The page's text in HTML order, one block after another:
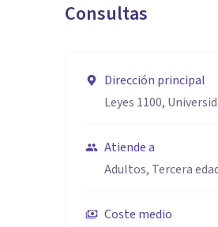
Consultas
Dirección principal
Leyes 1100,
Atiende a
Adultos, Tercera
Coste medio